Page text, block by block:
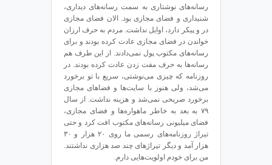
رسانه‌های نوشتاری به سمت رسانه‌های دیداری،
شنیداری و فضای مجازی بود. الان فضای مجازی
در و پیکر دارد، اوایل نداشت. مردم به حرف ارزان
خواندن در فضای مجازی عادت کرده بودند و برای
رسانه‌های مکتوب پول نمی‌دادند. از این طرف هم
رسانه‌ها به حرف مفت زدن عادت کرده بودند. در
روزنامه که چیزی می‌نوشتی، سریع با تو برخورد
می‌شد، ولی هنوز با سایت‌ها و فضاهای مجازی
برخورد صریحی نمی‌شد و هزینه نداشت. از سال
۷۹ به بعد به خاطر ماهواره‌ها و فضای مجازی،
فضای میلیونی رسانه‌های مکتوب افت کرد و حتی
تیراژ روزنامه‌های رسمی ما روی ۲۰ هزار و ۳۰
هزار آمد و دیگر تیراژهای چند صد هزاری نداشتند.
من برای خودم اولویت‌هایی دارم.